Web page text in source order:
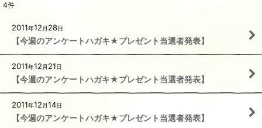
4件
2011年12 月 28日
【今週のアンケートハガキ★プレゼント当選者発表】
2011年12 月 21日
【今週のアンケートハガキ★プレゼント当選者発表】
2011年12 月14日
【今週のアンケートハガキ★プレゼント当選者発表】